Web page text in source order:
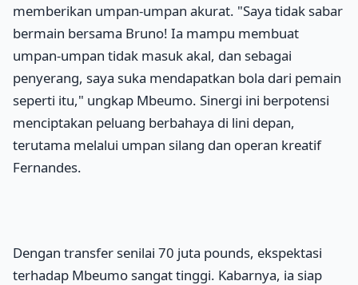
memberikan umpan-umpan akurat. "Saya tidak sabar
bermain bersama Bruno! Ia mampu membuat
umpan-umpan tidak masuk akal, dan sebagai
penyerang, saya suka mendapatkan bola dari pemain
seperti itu," ungkap Mbeumo. Sinergi ini berpotensi
menciptakan peluang berbahaya di lini depan,
terutama melalui umpan silang dan operan kreatif
Fernandes.
Dengan transfer senilai 70 juta pounds, ekspektasi
terhadap Mbeumo sangat tinggi. Kabarnya, ia siap